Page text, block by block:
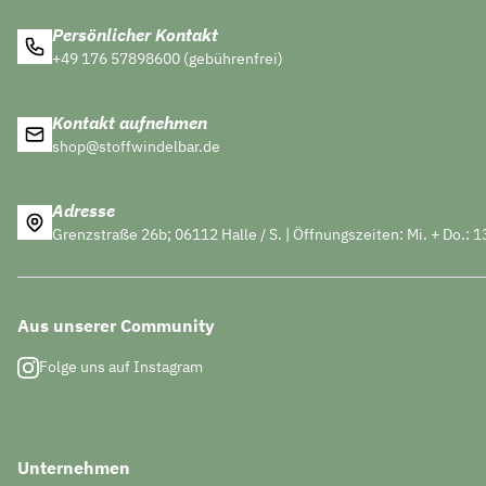
Persönlicher Kontakt
+49 176 57898600 (gebührenfrei)
Kontakt aufnehmen
shop@stoffwindelbar.de
Adresse
Grenzstraße 26b; 06112 Halle / S. | Öffnungszeiten: Mi. + Do.:
Aus unserer Community
Folge uns auf Instagram
Unternehmen